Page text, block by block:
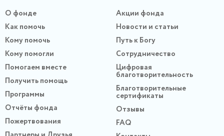
О фонде
Как помочь
Кому помочь
Кому помогли
Помогаем вместе
Получить помощь
Программы
Отчёты фонда
Пожертвования
Акции фонда
Новости и статьи
Путь к Богу
Сотрудничество
Цифровая
благотворительность
Благотворительные
сертификаты
Отзывы
FAQ